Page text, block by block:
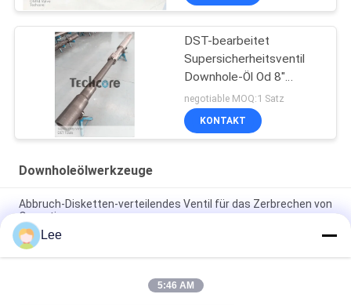
DST-bearbeitet
Supersicherheitsventil
Downhole-Öl Od 8"
10000 P/in Inconel-Stahl
negotiable MOQ:1 Satz
KONTAKT
Downholeölwerkzeuge
Abbruch-Disketten-verteilendes Ventil für das Zerbrechen von
Operation
Umkleidete Loch-Bohrrohrstrang-hydraulische Glas Downhole-
Öl-Werkzeuge
Bohrrohrstrang-Überbrückungs-volle Bohrungs-wieder
Lee
5:46 AM